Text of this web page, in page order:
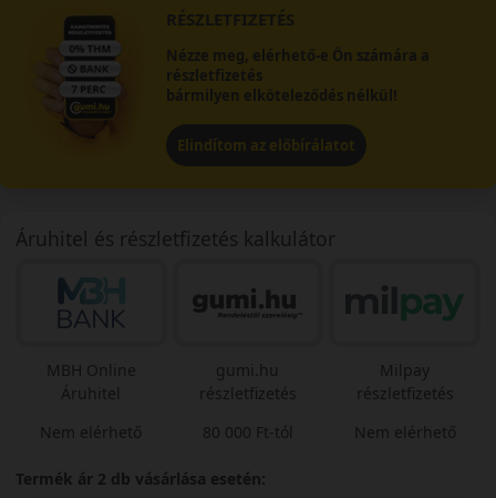
RÉSZLETFIZETÉS
Nézze meg, elérhető-e Ön számára a
részletfizetés
bármilyen elköteleződés nélkül!
Elindítom az előbírálatot
Áruhitel és részletfizetés kalkulátor
MBH Online
Áruhitel
Nem elérhető
gumi.hu
részletfizetés
80 000 Ft-tól
Milpay
részletfizetés
Nem elérhető
Termék ár 2 db vásárlása esetén: